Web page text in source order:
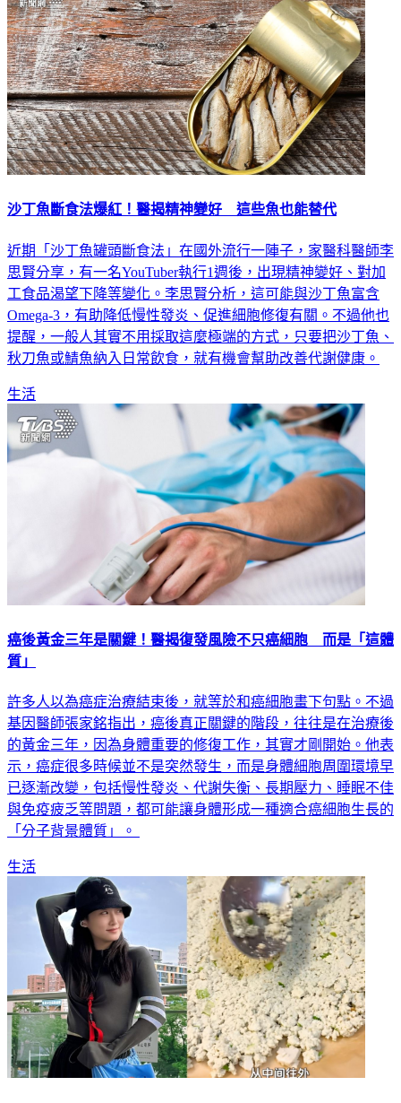
沙丁魚斷食法爆紅！醫揭精神變好 這些魚也能替代
近期「沙丁魚罐頭斷食法」在國外流行一陣子，家醫科醫師李
思賢分享，有一名YouTuber執行1週後，出現精神變好、對加
工食品渴望下降等變化。李思賢分析，這可能與沙丁魚富含
Omega-3，有助降低慢性發炎、促進細胞修復有關。不過他也
提醒，一般人其實不用採取這麼極端的方式，只要把沙丁魚、
秋刀魚或鯖魚納入日常飲食，就有機會幫助改善代謝健康。
生活
癌後黃金三年是關鍵！醫揭復發風險不只癌細胞 而是「這體
質」
許多人以為癌症治療結束後，就等於和癌細胞畫下句點。不過
基因醫師張家銘指出，癌後真正關鍵的階段，往往是在治療後
的黃金三年，因為身體重要的修復工作，其實才剛開始。他表
示，癌症很多時候並不是突然發生，而是身體細胞周圍環境早
已逐漸改變，包括慢性發炎、代謝失衡、長期壓力、睡眠不佳
與免疫疲乏等問題，都可能讓身體形成一種適合癌細胞生長的
「分子背景體質」。
生活